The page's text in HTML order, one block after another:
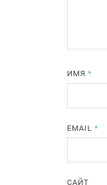
ИМЯ*
EMAIL*
САЙТ